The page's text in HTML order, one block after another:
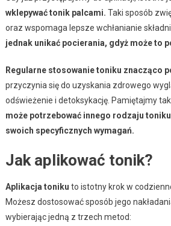
wklepywać tonik palcami. Taki sposób
oraz wspomaga lepsze wchłanianie
jednak unikać pocierania, gdyż może to
Regularne stosowanie toniku znacząco
przyczynia się do uzyskania zdrowego
odświeżenie i detoksykację. Pamiętajmy
może potrzebować innego rodzaju
swoich specyficznych wymagań.
Jak aplikować tonik?
Aplikacja toniku to istotny krok w
Możesz dostosować sposób jego
wybierając jedną z trzech metod: